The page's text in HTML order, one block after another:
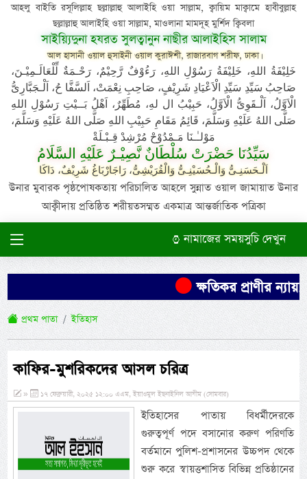
আহলু বাইতি রসূলিল্লাহ ছল্লাল্লাহু আলাইহি ওয়া সাল্লাম, ক্বায়িম মাক্বামে হাবীবুল্লাহ
ছল্লাল্লাহু আলাইহি ওয়া সাল্লাম, মাওলানা মামদূহ মুর্শিদ ক্বিবলা
সাইয়্যিদুনা হযরত সুলত্বানুন নাছীর আলাইহিস সালাম
আল হাসানী ওয়াল হুসাইনী ওয়াল কুরাঈশী, রাজারবাগ শরীফ, ঢাকা।
خَلِيْفَةُ اللهِ، خَلِيْفَةُ رَسُوْلِ اللهِ، رَءُوْفٌ رَّحِيْمٌ، رَحْـمَةٌ لِّلْعَالَـمِيْـنَ،
صَاحِبُ سَيِّدِ سَيِّدِ الْاَعْيَادِ شَرِيْفٍ، صَاحِبِ نِعْمَتْ، اَلسَّفَّا حُ، اَلْـجَبَّارِىُّ
الْاَوَّلُ، اَلْـقَوِىُّ الْاَوَّلُ، حَبِيْبُ ال لهِ، مُطَهِّرٌ، اَهْلُ بَــيْتِ رَسُوْلِ اللهِ
صَلَّى اللهُ عَلَيْهِ وَسَلَّمَ، قَائِمُ مَقَامِ حَبِيْبِ اللهِ صَلَّى اللهُ عَلَيْهِ وَسَلَّمَ،
مَوْلـٰـنَا مَـمْدُوْحْ مُرْشِدْ قِـبْـلَةْ
سَيِّدُنَا حَضْرَتْ سُلْطَانٌ نَّصِيْـرٌ عَلَيْهِ السَّلَامُ
اَلْـحَسَنِـىُّ وَالْـحُسَيْنِـىُّ وَالْقُرَيْشِىُّ، رَاجَارْبَاغُ شَرِيْفٌ، دَاكَا
উনার মুবারক পৃষ্ঠপোষকতায় পরিচালিত আহলে সুন্নাত ওয়াল জামায়াত উনার
আক্বীদায় প্রতিষ্ঠিত শরীয়তসম্মত একমাত্র আন্তর্জাতিক পত্রিকা
নামাজের সময়সুচি দেখুন
ক্ষতিকর প্রাণীর
প্রথম পাতা ইতিহাস
কাফির-মুশরিকদের আসল চরিত্র
» ১৭ ফেব্রুয়ারী, ২০২৫ ১২:০০ এএম, ইয়াওমুল ইছনাইনিল আযীম (সোমবার)
ইতিহাসের পাতায় বিধর্মীদেরকে
গুরুত্বপূর্ণ পদে বসানোর করুণ পরিণতি
বর্তমানে পুলিশ-প্রশাসনের উচ্চপদ থেকে
শুরু করে স্বায়ত্তশাসিত বিভিন্ন প্রতিষ্ঠানের